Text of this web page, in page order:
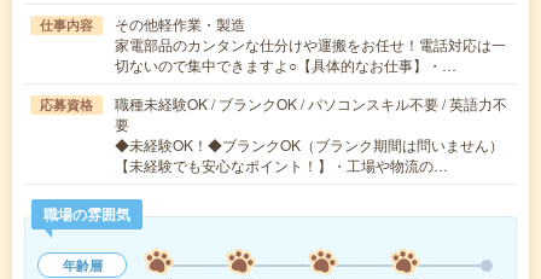
仕事内容
その他軽作業・製造
家電部品のカンタンな仕分けや運搬をお任せ！電話対応は一
切ないので集中できますよ○【具体的なお仕事】・…
応募資格
職種未経験OK / ブランクOK / パソコンスキル不要 / 英語力不
要
◆未経験OK！◆ブランクOK（ブランク期間は問いません）
【未経験でも安心なポイント！】・工場や物流の…
職場の雰囲気
年齢層